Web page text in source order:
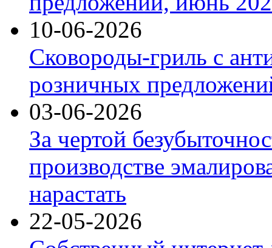
10-06-2026
Сковороды-гриль с
розничных
03-06-2026
За чертой
производстве
нарастать
22-05-2026